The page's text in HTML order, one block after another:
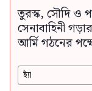
তুরস্ক, সৌদি ও
সেনাবাহিনী
আর্মি গঠনের
হ্যাঁ